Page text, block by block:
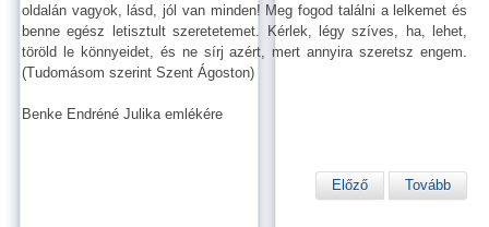
oldalán vagyok, lásd, jól van minden! Meg fogod találni a lelkemet és
benne egész letisztult szeretetemet. Kérlek, légy szíves, ha, lehet,
töröld le könnyeidet, és ne sírj azért, mert annyira szeretsz engem.
(Tudomásom szerint Szent Ágoston)
Benke Endréné Julika emlékére
Előző Tovább